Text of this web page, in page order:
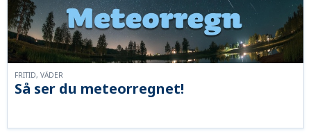
Så ser du meteorregnet!
FRITID, VÄDER